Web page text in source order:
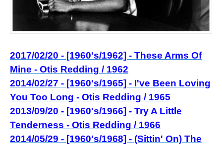
2017/02/20 - [1960's/1962] - These Arms Of
Mine - Otis Redding / 1962
2014/02/27 - [1960's/1965] - I've Been Loving
You Too Long - Otis Redding / 1965
2013/09/20 - [1960's/1966] - Try A Little
Tenderness - Otis Redding / 1966
2014/05/29 - [1960's/1968] - (Sittin' On) The